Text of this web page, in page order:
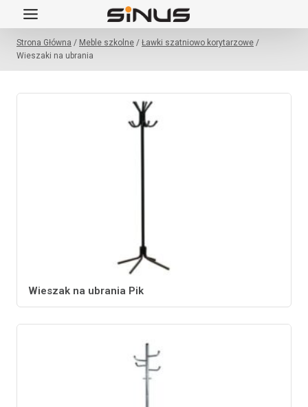
Przejdź
do
treściStrona Główna / Meble szkolne / Ławki szatniowo korytarzowe /
Wieszaki na ubrania
Wieszak na ubrania Pik